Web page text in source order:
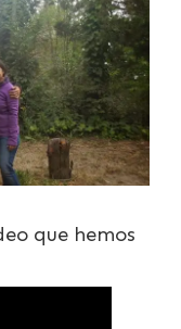
que hemos